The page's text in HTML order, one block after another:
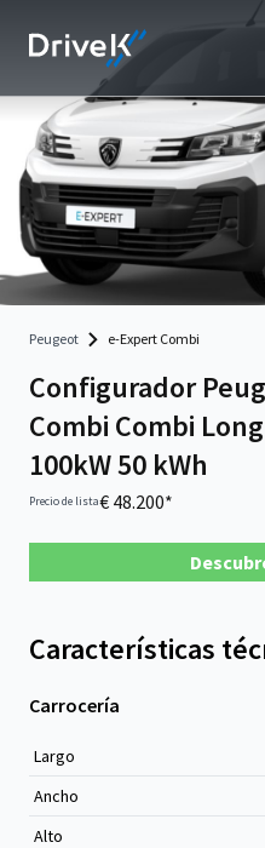
Peugeot e-Expert Combi
Configurador
Combi Combi
100kW 50 kWh
Precio de lista€ 48.200*
Características
Carrocería
Largo
Ancho
Alto